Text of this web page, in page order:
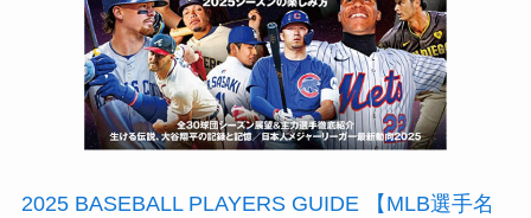
2025 BASEBALL PLAYERS GUIDE 【MLB選手名